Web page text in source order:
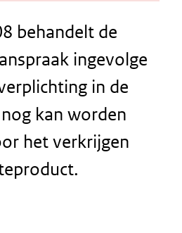
behandelt de
ingevolge
in de
kan worden
het verkrijgen